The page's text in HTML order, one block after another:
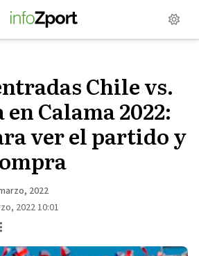
Chile vs.
Calama 2022:
ver el partido y
2022
2022 10:01